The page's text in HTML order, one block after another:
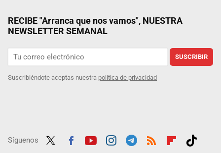
RECIBE "Arranca que nos vamos", NUESTRA
NEWSLETTER SEMANAL
SUSCRIBIR
Suscribiéndote aceptas nuestra política de privacidad
Síguenos